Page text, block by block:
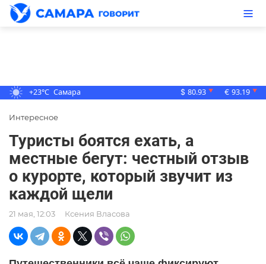
+23°C Самара $ 80.93 ▼ € 93.19 ▼
Интересное
Туристы боятся ехать, а
местные бегут: честный отзыв
о курорте, который звучит из
каждой щели
21 мая, 12:03 Ксения Власова